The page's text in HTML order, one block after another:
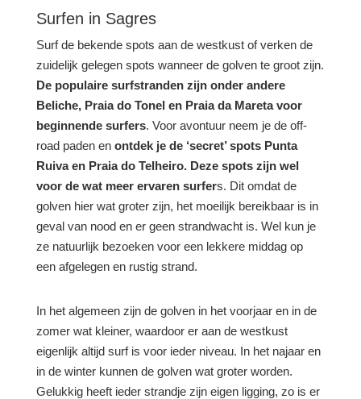
Surfen in Sagres
Surf de bekende spots aan de westkust of verken de
zuidelijk gelegen spots wanneer de golven te groot zijn.
De populaire surfstranden zijn onder andere
Beliche, Praia do Tonel en Praia da Mareta voor
beginnende surfers. Voor avontuur neem je de off-
road paden en ontdek je de ‘secret’ spots Punta
Ruiva en Praia do Telheiro. Deze spots zijn wel
voor de wat meer ervaren surfers. Dit omdat de
golven hier wat groter zijn, het moeilijk bereikbaar is in
geval van nood en er geen strandwacht is. Wel kun je
ze natuurlijk bezoeken voor een lekkere middag op
een afgelegen en rustig strand.
In het algemeen zijn de golven in het voorjaar en in de
zomer wat kleiner, waardoor er aan de westkust
eigenlijk altijd surf is voor ieder niveau. In het najaar en
in de winter kunnen de golven wat groter worden.
Gelukkig heeft ieder strandje zijn eigen ligging, zo is er